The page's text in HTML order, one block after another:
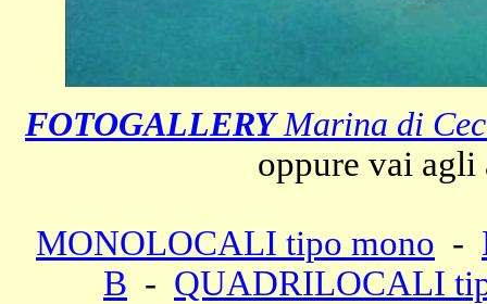
FOTOGALLERYMarina di
oppure vai
MONOLOCALI tipo mono -
B - QUADRILOCALI